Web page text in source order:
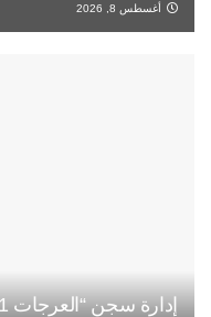
أغسطس 8, 2026